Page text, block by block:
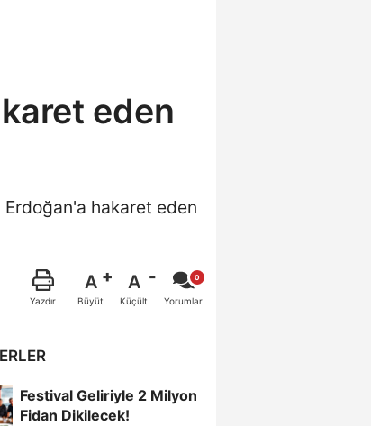
eden
Erdoğan'a hakaret eden
Yazdır
A
Büyüt
A
Küçült Yorumlar
Festival Geliriyle 2 Milyon
Fidan Dikilecek!